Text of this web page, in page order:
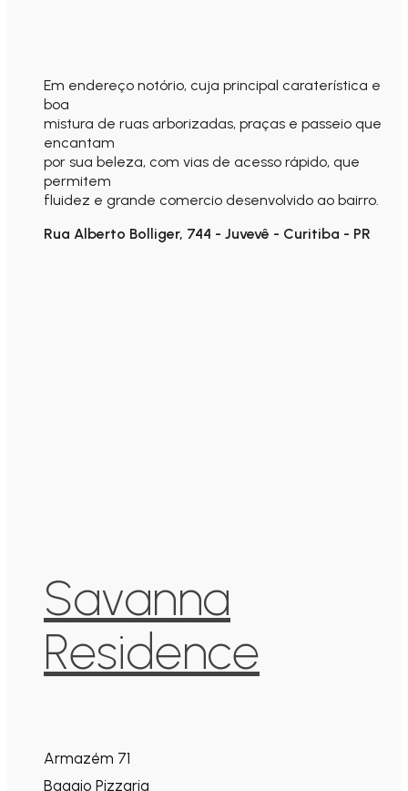
Em endereço notório, cuja principal caraterística e
boa
mistura de ruas arborizadas, praças e passeio que
encantam
por sua beleza, com vias de acesso rápido, que
permitem
fluidez e grande comercio desenvolvido ao bairro.
Rua Alberto Bolliger, 744 - Juvevê - Curitiba - PR
Savanna
Residence
Armazém 71
Baggio Pizzaria